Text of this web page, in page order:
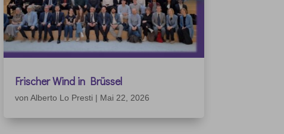
Frischer Wind in Brüssel
von Alberto Lo Presti | Mai 22, 2026